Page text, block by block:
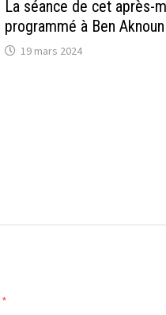
La séance de cet après-
programmé à Ben Aknoun
19 mars 2024
*